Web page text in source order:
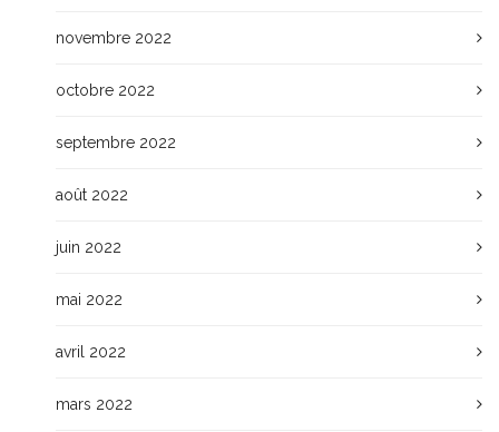
novembre 2022
octobre 2022
septembre 2022
août 2022
juin 2022
mai 2022
avril 2022
mars 2022